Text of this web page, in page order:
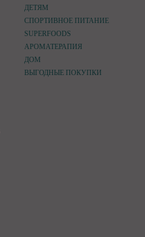
ДЕТЯМ
СПОРТИВНОЕ ПИТАНИЕ
SUPERFOODS
АРОМАТЕРАПИЯ
ДОМ
ВЫГОДНЫЕ ПОКУПКИ